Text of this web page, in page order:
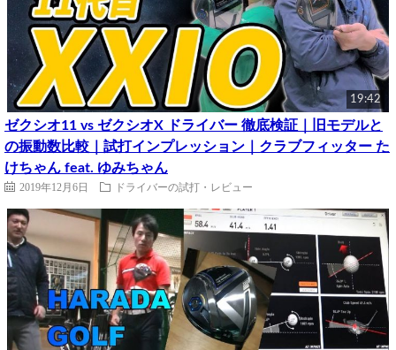
19:42
ゼクシオ11 vs ゼクシオX ドライバー 徹底検証｜旧モデルと
の振動数比較｜試打インプレッション｜クラブフィッター た
けちゃん feat. ゆみちゃん
2019年12月6日 ドライバーの試打・レビュー